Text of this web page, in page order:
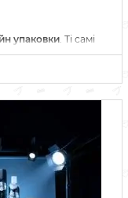
упаковки . Ті самі
в новому